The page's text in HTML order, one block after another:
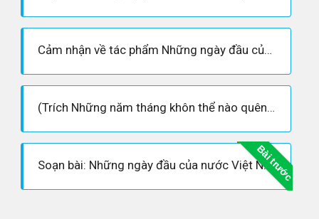
Cảm nhận về tác phẩm Những ngày đầu của nước Việt Nam mới
(Trích Những năm tháng khôn thể nào quên - Võ Nguyên Giáp)
Bài trước
Soạn bài: Những ngày đầu của nước Việt Nam mới